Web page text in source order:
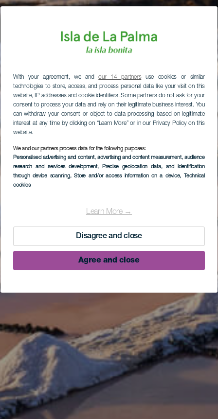
With your agreement, we andour 14 partnersuse cookies or similar
technologies to store, access, and process personal data like your visit on this
website, IP addresses and cookie identifiers. Some partners do not ask for your
consent to process your data and rely on their legitimate business interest. You
can withdraw your consent or object to data processing based on legitimate
interest at any time by clicking on “Learn More” or in our Privacy Policy on this
website.
We and our partners process data for the following purposes:
Personalised advertising and content, advertising and content measurement, audience
research and services development, Precise geolocation data, and identification
through device scanning, Store and/or access information on a device, Technical
cookies
Learn More →
Disagree and close
Agree and close